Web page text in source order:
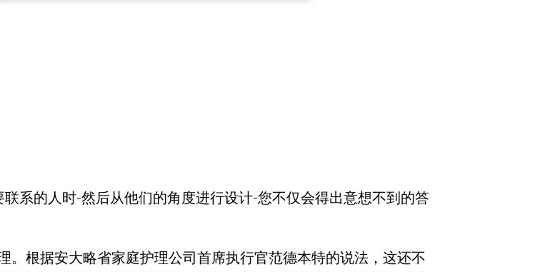
系的人时-然后从他们的角度进行设计-您不仅会得出意想不到的答
根据安大略省家庭护理公司首席执行官范德本特的说法，这还不